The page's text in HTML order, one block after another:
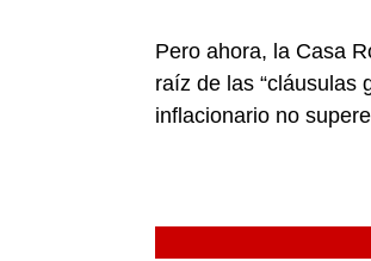
Pero ahora, la Casa
raíz de las “cláusulas
inflacionario no